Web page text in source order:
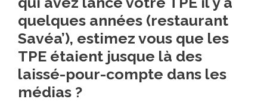
quelques années (restaurant
Savéa’), estimez vous que les
TPE étaient jusque là des
laissé-pour-compte dans les
médias ?